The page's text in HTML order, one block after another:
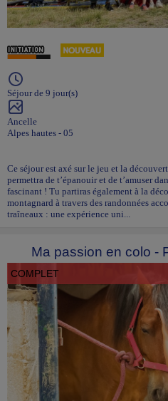
Séjour de 9 jour(s)
Ancelle
Alpes hautes - 05
Ce séjour est axé sur le jeu et la
permettra de t’épanouir et de t’amuser
fascinant ! Tu partiras également à la
montagnard à travers des randonnées
traîneaux : une expérience uni...
Ma passion en colo -
COMPLET